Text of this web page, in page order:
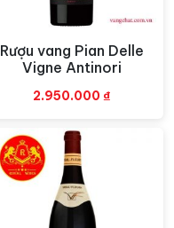
Xem nhanh
Rượu vang Pian Delle
Vigne Antinori
2.950.000 ₫